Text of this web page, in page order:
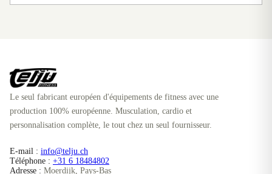
Le seul fabricant européen d'équipements de fitness avec une
production 100% européenne. Musculation, cardio et
personnalisation complète, le tout chez un seul fournisseur.
E-mail : info@telju.ch
Téléphone : +31 6 18484802
Adresse : Moerdijk, Pays-Bas